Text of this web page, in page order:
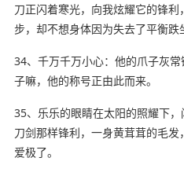
刀正闪着寒光，向我炫耀它的锋
步，却不想身体因为失去了平衡跌
34、千万千万小心：他的爪子灰
子嘛，他的称号正由此而来。
35、乐乐的眼睛在太阳的照耀下
刀剑那样锋利，一身黄茸茸的毛
爱极了。